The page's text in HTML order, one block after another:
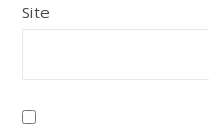
Site